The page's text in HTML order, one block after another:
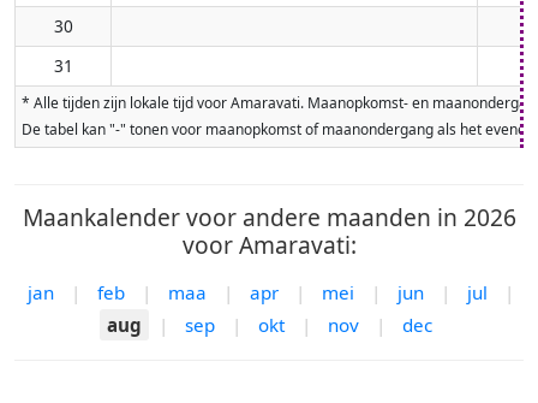
30
31
* Alle tijden zijn lokale tijd voor Amaravati. Maanopkomst- en
De tabel kan "-" tonen voor maanopkomst of maanondergang als het
Maankalender voor andere maanden in 2026
voor Amaravati:
jan | feb | maa | apr | mei | jun | jul
|
aug
| sep | okt | nov | dec